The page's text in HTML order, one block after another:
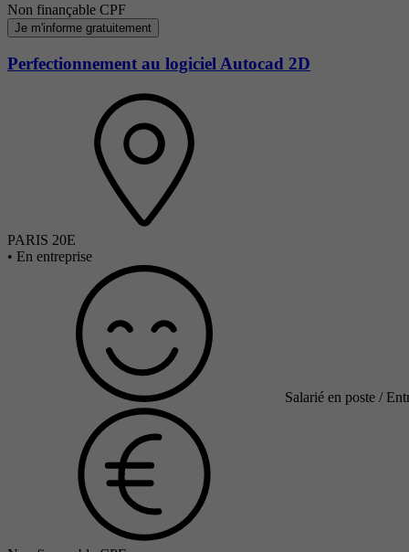
Non finançable CPF
Je m'informe gratuitement
Perfectionnement au logiciel Autocad 2D
PARIS 20E
• En entreprise
Salarié en poste /